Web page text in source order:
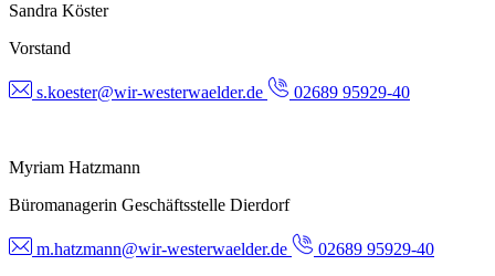
Sandra Köster
Vorstand
s.koester@wir-westerwaelder.de 02689 95929-40
Myriam Hatzmann
Büromanagerin Geschäftsstelle Dierdorf
m.hatzmann@wir-westerwaelder.de
02689 95929-40